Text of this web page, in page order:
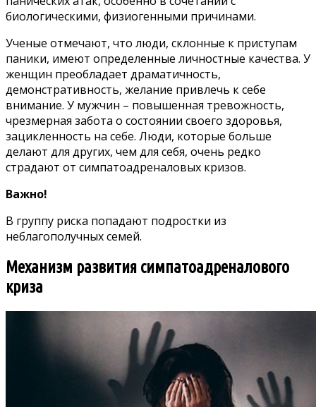
биологическими, физиогенными причинами.
Ученые отмечают, что люди, склонные к приступам
паники, имеют определенные личностные качества. У
женщин преобладает драматичность,
демонстративность, желание привлечь к себе
внимание. У мужчин – повышенная тревожность,
чрезмерная забота о состоянии своего здоровья,
зацикленность на себе. Люди, которые больше
делают для других, чем для себя, очень редко
страдают от симпатоадреналовых кризов.
Важно!
В группу риска попадают подростки из
неблагополучных семей.
Механизм развития симпатоадреналового
криза